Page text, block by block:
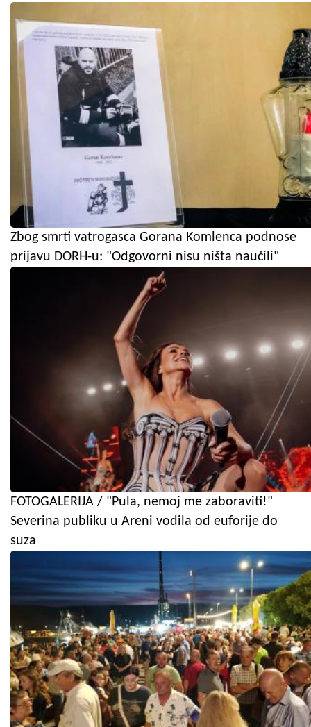
Zbog smrti vatrogasca Gorana Komlenca podnose
prijavu DORH-u: "Odgovorni nisu ništa naučili"
FOTOGALERIJA / "Pula, nemoj me zaboraviti!"
Severina publiku u Areni vodila od euforije do
suza